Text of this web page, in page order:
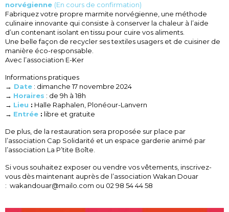
norvégienne (En cours de confirmation)
Fabriquez votre propre marmite norvégienne, une méthode
culinaire innovante qui consiste à conserver la chaleur à l’aide
d’un contenant isolant en tissu pour cuire vos aliments.
Une belle façon de recycler ses textiles usagers et de cuisiner de
manière éco-responsable.
Avec l’association E-Ker
Informations pratiques
→ Date : dimanche 17 novembre 2024
→ Horaires : de 9h à 18h
→ Lieu : Halle Raphalen, Plonéour-Lanvern
→ Entrée : libre et gratuite
De plus, de la restauration sera proposée sur place par
l’association Cap Solidarité et un espace garderie animé par
l’association La P’tite Boîte.
Si vous souhaitez exposer ou vendre vos vêtements, inscrivez-
vous dès maintenant auprès de l’association Wakan Douar
: wakandouar@mailo.com ou 02 98 54 44 58